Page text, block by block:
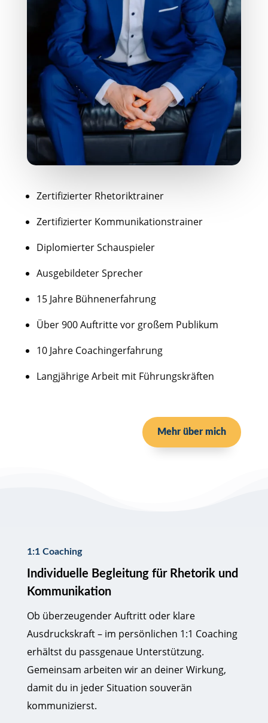
Zertifizierter Rhetoriktrainer
Zertifizierter Kommunikationstrainer
Diplomierter Schauspieler
Ausgebildeter Sprecher
15 Jahre Bühnenerfahrung
Über 900 Auftritte vor großem Publikum
10 Jahre Coachingerfahrung
Langjährige Arbeit mit Führungskräften
Mehr über mich
1:1 Coaching
Individuelle Begleitung für Rhetorik und
Kommunikation
Ob überzeugender Auftritt oder klare
Ausdruckskraft – im persönlichen 1:1 Coaching
erhältst du passgenaue Unterstützung.
Gemeinsam arbeiten wir an deiner Wirkung,
damit du in jeder Situation souverän
kommunizierst.